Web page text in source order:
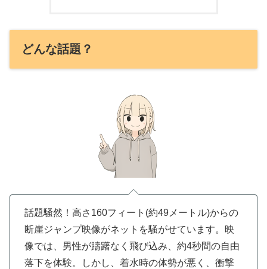
どんな話題？
話題騒然！高さ160フィート(約49メートル)からの
断崖ジャンプ映像がネットを騒がせています。映
像では、男性が躊躇なく飛び込み、約4秒間の自由
落下を体験。しかし、着水時の体勢が悪く、衝撃